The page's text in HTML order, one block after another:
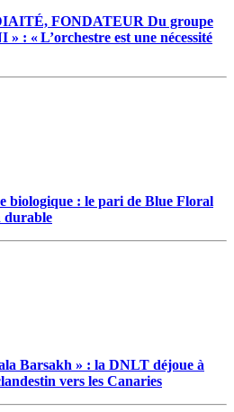
FONDATEUR Du groupe
: « L’orchestre est une nécessité
biologique : le pari de Blue Floral
durable
Barsakh » : la DNLT déjoue à
vers les Canaries